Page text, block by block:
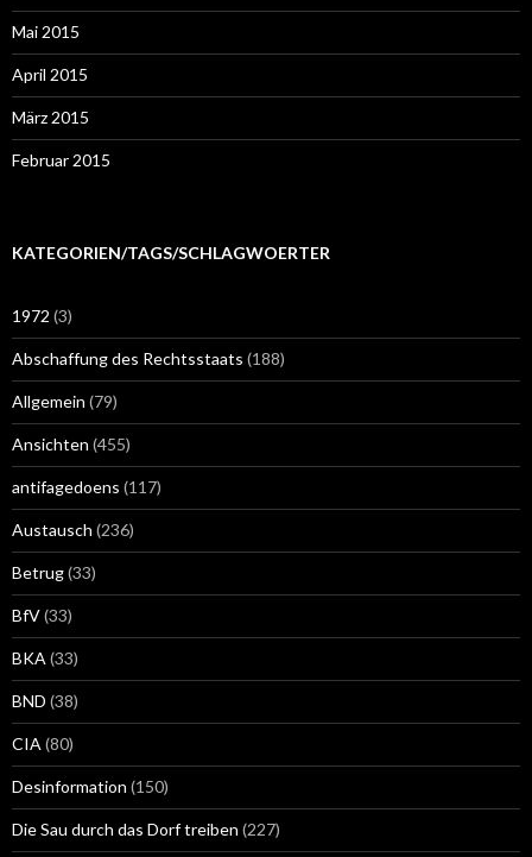
Mai 2015
April 2015
März 2015
Februar 2015
KATEGORIEN/TAGS/SCHLAGWOERTER
1972 (3)
Abschaffung des Rechtsstaats (188)
Allgemein (79)
Ansichten (455)
antifagedoens (117)
Austausch (236)
Betrug(33)
BfV(33)
BKA (33)
BND (38)
CIA (80)
Desinformation (150)
Die Sau durch das Dorf treiben (227)